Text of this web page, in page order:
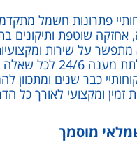
פתרונות חשמל
אחזקה שוטפת ותיקונים
על שירות
לקוחותיי ודואג לתת מענה
כבר שנים ומתכוון
זמין ומקצועי לאורך כל
מוסמך